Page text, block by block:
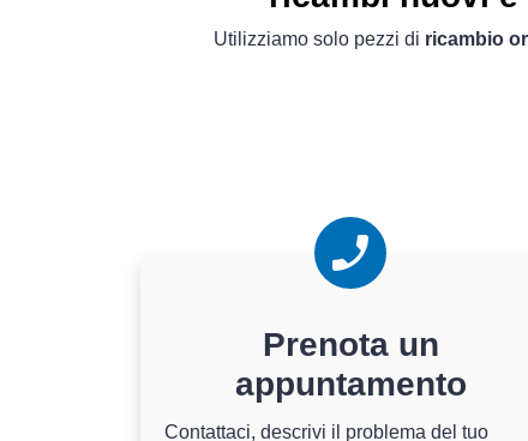
Utilizziamo solo pezzi di ricambio
Prenota un
appuntamento
Contattaci, descrivi il problema del tuo